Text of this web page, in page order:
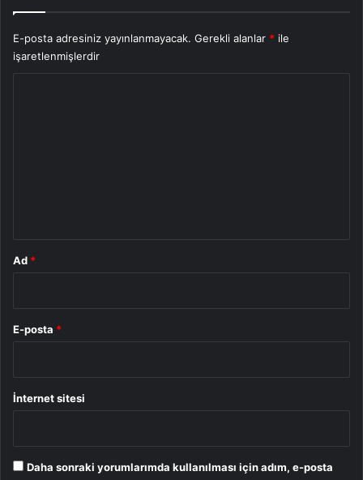
E-posta adresiniz yayınlanmayacak. Gerekli alanlar * ile
işaretlenmişlerdir
Ad *
E-posta *
İnternet sitesi
Daha sonraki yorumlarımda kullanılması için adım, e-posta